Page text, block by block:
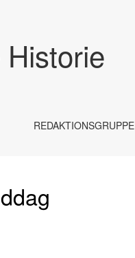
REDAKTIONSGRUPPE